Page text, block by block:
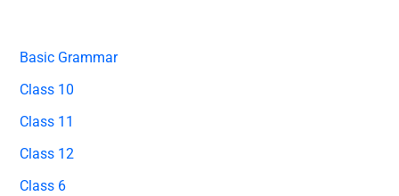
Basic Grammar
Class 10
Class 11
Class 12
Class 6